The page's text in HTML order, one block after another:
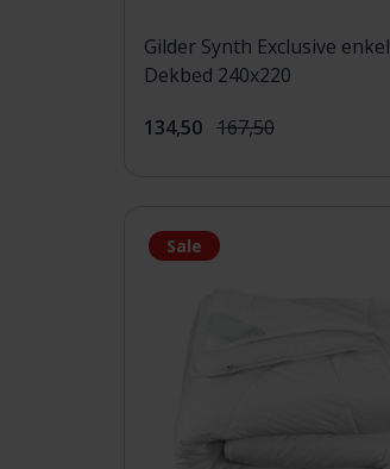
Gilder Synth Exclusive enkel
Dekbed 240x220
134,50 167,50
Sale